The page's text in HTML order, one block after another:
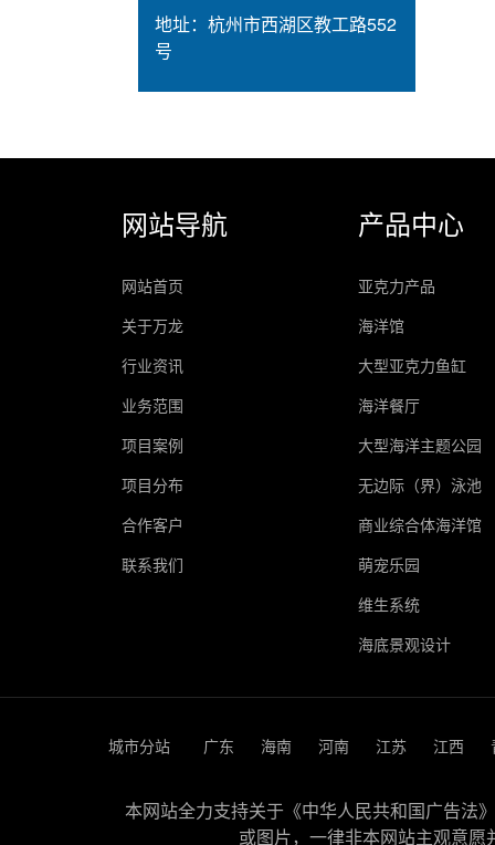
地址： 杭州市西湖区教工路552
号
网站导航
网站首页
关于万龙
行业资讯
业务范围
项目案例
项目分布
合作客户
联系我们
产品中心
亚克力产品
海洋馆
大型亚克力鱼缸
海洋餐厅
大型海洋主题公园
无边际（界）泳池
商业综合体海洋馆
萌宠乐园
维生系统
海底景观设计
城市分站 广东 海南 河南 江苏 江西
本网站全力支持关于《中华人民共和国广告法
或图片，一律非本网站主观意